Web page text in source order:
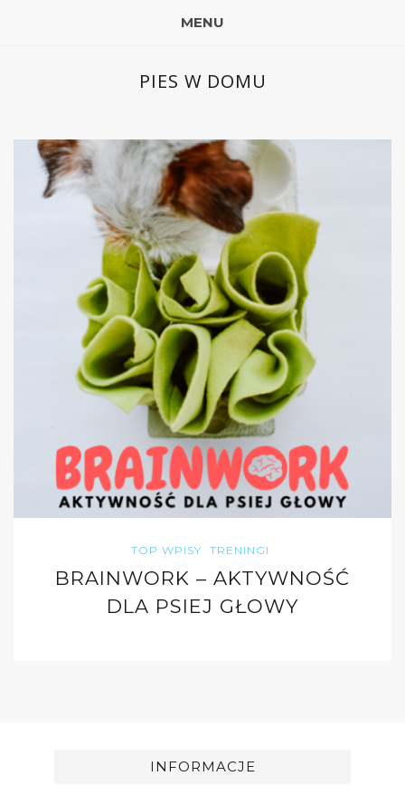
MENU
PIES W DOMU
TOP WPISY TRENINGI
BRAINWORK – AKTYWNOŚĆ
DLA PSIEJ GŁOWY
INFORMACJE